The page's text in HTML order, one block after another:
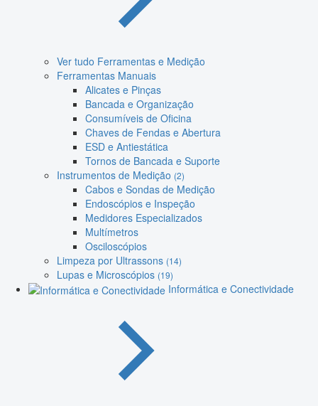
Ver tudo Ferramentas e Medição
Ferramentas Manuais
Alicates e Pinças
Bancada e Organização
Consumíveis de Oficina
Chaves de Fendas e Abertura
ESD e Antiestática
Tornos de Bancada e Suporte
Instrumentos de Medição (2)
Cabos e Sondas de Medição
Endoscópios e Inspeção
Medidores Especializados
Multímetros
Osciloscópios
Limpeza por Ultrassons (14)
Lupas e Microscópios (19)
Informática e Conectividade